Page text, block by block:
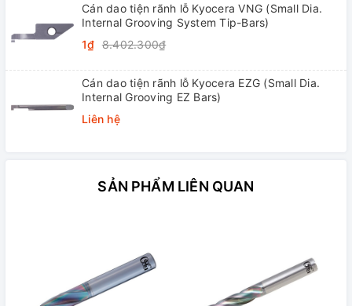
Cán dao tiện rãnh lỗ Kyocera VNG (Small Dia.
Internal Grooving System Tip-Bars)
1₫ 8.402.300₫
Cán dao tiện rãnh lỗ Kyocera EZG (Small Dia.
Internal Grooving EZ Bars)
Liên hệ
SẢN PHẨM LIÊN QUAN